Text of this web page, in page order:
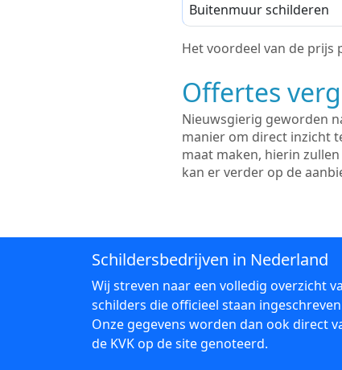
Buitenmuur schilderen
Het voordeel van de prijs
Offertes
Nieuwsgierig geworden
manier om direct inzicht
maat maken, hierin
kan er verder op de
Schildersbedrijven in Nederland
Wij streven naar een volledig overzicht
schilders die officieel staan
Onze gegevens worden dan ook direct
de KVK op de site genoteerd.